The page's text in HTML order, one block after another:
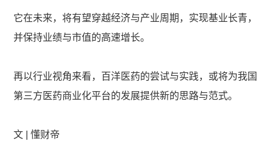
它在未来，将有望穿越经济与产业周期，实现基业长青，
并保持业绩与市值的高速增长。
再以行业视角来看，百洋医药的尝试与实践，或将为我国
第三方医药商业化平台的发展提供新的思路与范式。
文 | 懂财帝